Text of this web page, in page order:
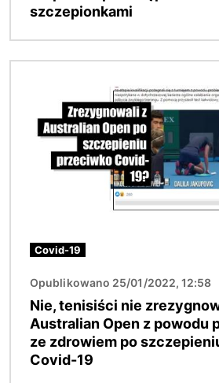
szczepionkami
Covid-19
Opublikowano 25/01/2022, 12:58
Nie, tenisiści nie
Australian Open z powodu
ze zdrowiem po
Covid-19